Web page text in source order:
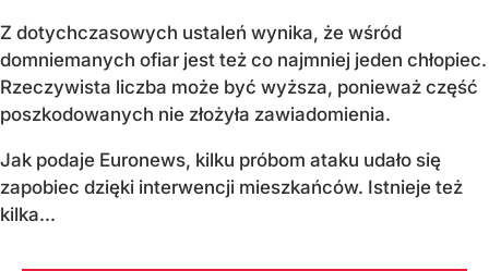
Z dotychczasowych ustaleń wynika, że wśród
domniemanych ofiar jest też co najmniej jeden chłopiec.
Rzeczywista liczba może być wyższa, ponieważ część
poszkodowanych nie złożyła zawiadomienia.
Jak podaje Euronews, kilku próbom ataku udało się
zapobiec dzięki interwencji mieszkańców. Istnieje też
kilka...